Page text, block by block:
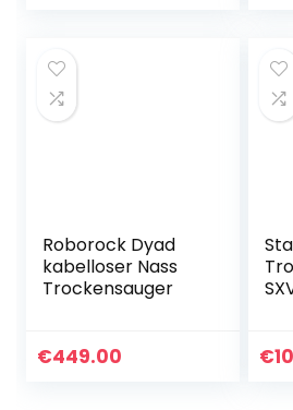
Roborock Dyad
kabelloser Nass
Trockensauger
€449.00 €